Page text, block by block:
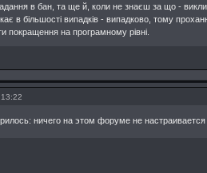
в бан, та ще й, коли не знаєш за що -
в більшості випадків - випадково, тому
покращення на програмному рівні.
ничего на этом форуме не